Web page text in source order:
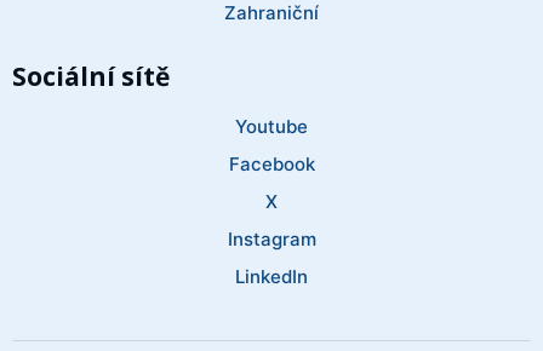
Zahraniční
Sociální sítě
Youtube
Facebook
X
Instagram
LinkedIn